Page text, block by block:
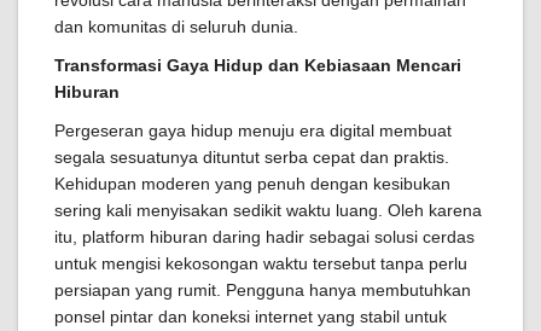
dan komunitas di seluruh dunia.
Transformasi Gaya Hidup dan Kebiasaan Mencari
Hiburan
Pergeseran gaya hidup menuju era digital membuat
segala sesuatunya dituntut serba cepat dan praktis.
Kehidupan moderen yang penuh dengan kesibukan
sering kali menyisakan sedikit waktu luang. Oleh karena
itu, platform hiburan daring hadir sebagai solusi cerdas
untuk mengisi kekosongan waktu tersebut tanpa perlu
persiapan yang rumit. Pengguna hanya membutuhkan
ponsel pintar dan koneksi internet yang stabil untuk